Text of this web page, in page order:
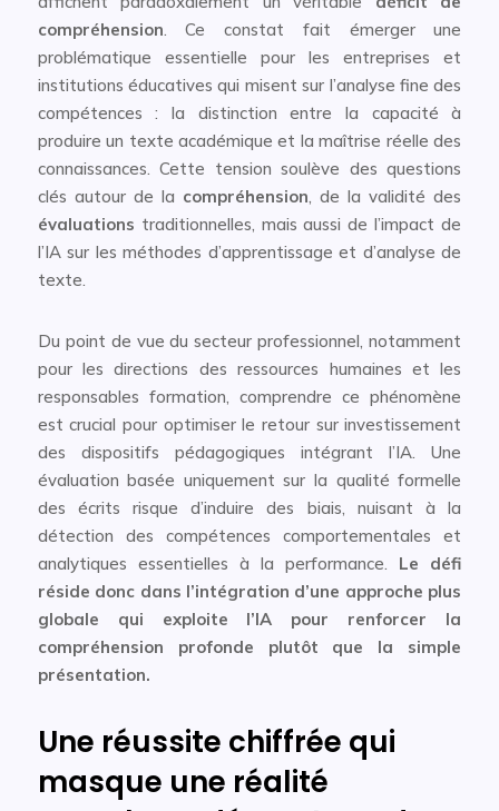
compréhension. Ce constat fait émerger une
problématique essentielle pour les entreprises et
institutions éducatives qui misent sur l’analyse fine des
compétences : la distinction entre la capacité à
produire un texte académique et la maîtrise réelle des
connaissances. Cette tension soulève des questions
clés autour de la compréhension, de la validité des
évaluations traditionnelles, mais aussi de l’impact de
l’IA sur les méthodes d’apprentissage et d’analyse de
texte.
Du point de vue du secteur professionnel, notamment
pour les directions des ressources humaines et les
responsables formation, comprendre ce phénomène
est crucial pour optimiser le retour sur investissement
des dispositifs pédagogiques intégrant l’IA. Une
évaluation basée uniquement sur la qualité formelle
des écrits risque d’induire des biais, nuisant à la
détection des compétences comportementales et
analytiques essentielles à la performance. Le défi
réside donc dans l’intégration d’une approche plus
globale qui exploite l’IA pour renforcer la
compréhension profonde plutôt que la simple
présentation.
Une réussite chiffrée qui
masque une réalité